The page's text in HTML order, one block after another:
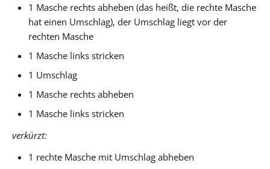
1 Masche rechts abheben (das heißt, die rechte Masche
hat einen Umschlag), der Umschlag liegt vor der
rechten Masche
1 Masche links stricken
1 Umschlag
1 Masche rechts abheben
1 Masche links stricken
verkürzt:
1 rechte Masche mit Umschlag abheben